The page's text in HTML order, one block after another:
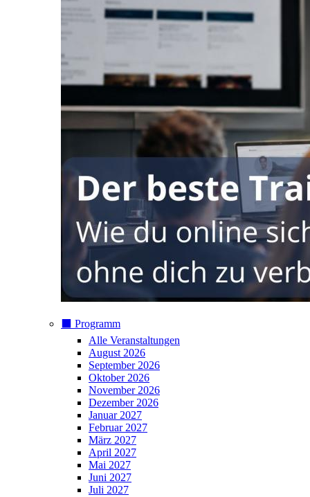
⬛️ Programm
Alle Veranstaltungen
August 2026
September 2026
Oktober 2026
November 2026
Dezember 2026
Januar 2027
Februar 2027
März 2027
April 2027
Mai 2027
Juni 2027
Juli 2027